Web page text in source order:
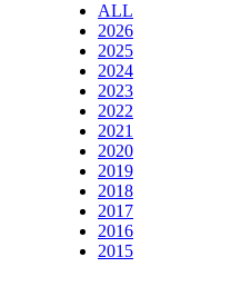
ALL
2026
2025
2024
2023
2022
2021
2020
2019
2018
2017
2016
2015